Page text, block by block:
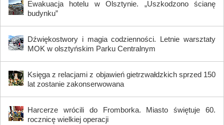
Ewakuacja hotelu w Olsztynie. „Uszkodzono ścianę
budynku”
Dźwiękostwory i magia codzienności. Letnie warsztaty
MOK w olsztyńskim Parku Centralnym
Księga z relacjami z objawień gietrzwałdzkich sprzed 150
lat zostanie zakonserwowana
Harcerze wrócili do Fromborka. Miasto świętuje 60.
rocznicę wielkiej operacji